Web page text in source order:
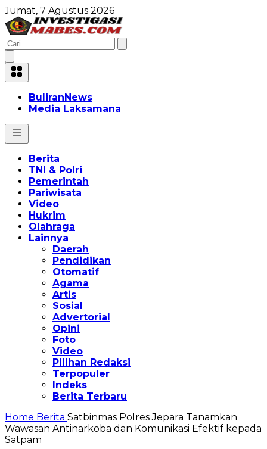
Jumat, 7 Agustus 2026
BuliranNews
Media Laksamana
Berita
TNI & Polri
Pemerintah
Pariwisata
Video
Hukrim
Olahraga
Lainnya
Daerah
Pendidikan
Otomatif
Agama
Artis
Sosial
Advertorial
Opini
Foto
Video
Pilihan Redaksi
Terpopuler
Indeks
Berita Terbaru
Home Berita Satbinmas Polres Jepara Tanamkan
Wawasan Antinarkoba dan Komunikasi Efektif kepada
Satpam